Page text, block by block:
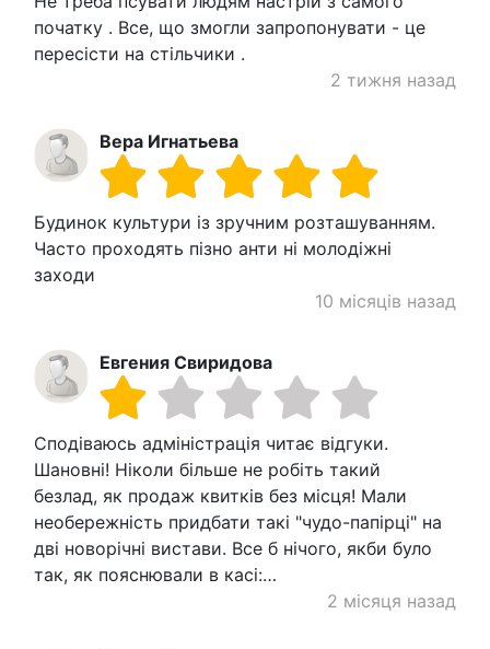
початку . Все, що змогли запропонувати - це
пересісти на стільчики .
2 тижня назад
Вера Игнатьева
Будинок культури із зручним розташуванням.
Часто проходять пізно анти ні молодіжні
заходи
10 місяців назад
Евгения Свиридова
Сподіваюсь адміністрація читає відгуки.
Шановні! Ніколи більше не робіть такий
безлад, як продаж квитків без місця! Мали
необережність придбати такі "чудо-папірці" на
дві новорічні вистави. Все б нічого, якби було
так, як пояснювали в касі:…
2 місяця назад